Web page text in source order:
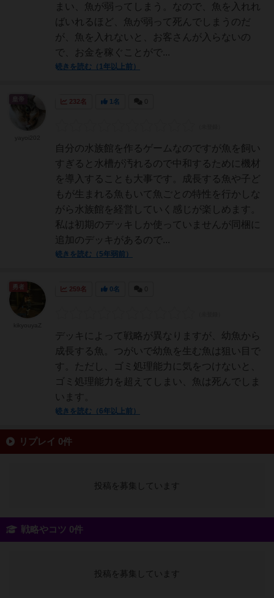
まい、魚が弱ってしまう。なので、魚を入れれ
ばいれるほど、魚が弱って死んでしまうのだ
が、魚を入れないと、お客さんが入らないの
で、お金を稼ぐことがで...
続きを読む（1年以上前）
232名 1名
自分の水族館を作るゲームなのですが魚を飼い
すぎると水槽が汚れるので中和するために機材
を導入することも大事です。成長する魚や子ど
もが生まれる魚もいて魚ごとの特性を行かしな
がら水族館を経営していく感じが楽しめます。
私は初期のデッキしか使っていませんが同梱に
追加のデッキがあるので...
続きを読む（5年弱前）
皇帝
259名 0名
デッキによって戦略が異なりますが、幼魚から
成長する魚。つがいで幼魚を生む魚は狙い目で
す。ただし、ゴミ処理能力に気をつけないと、
ゴミ処理能力を超えてしまい、魚は死んでしま
います。
続きを読む（6年以上前）
リプレイ 0件
投稿を募集しています
戦略やコツ 0件
投稿を募集しています